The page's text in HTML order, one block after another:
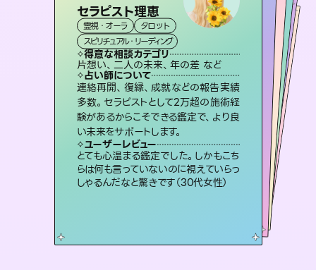
セラピスト理恵
霊視・オーラ
タロット
スピリチュアル・リーディング
得意な相談カテゴリ
片想い、二人の未来、年の差 など
占い師について
連絡再開、復縁、成就などの報告実績
多数。セラピストとして2万超の施術経
験があるからこそできる鑑定で、より良
い未来をサポートします。
ユーザーレビュー
とても心温まる鑑定でした。しかもこち
らは何も言っていないのに視えていらっ
しゃるんだなと驚きです（30代女性）
未来視師＊花
霊視・オーラ 心理学
スピリチュアル・リーディング
得意な相談カテゴリ
出逢い、片想い、復縁 など
占い師について
未来には何パターンもの選択肢があり
ます。不安で視えにくくなっているあな
たの素敵な未来を見つけ、その未来を
選択できるようアドバイスします。
ユーザーレビュー
職場の人の性質や人間関係、本心など
本当によく視えていてびっくり。対策が
打てて前向きになれます（40代）
桃源珠羽（とうげんみう）
霊視・オーラ
スピリチュアル・リーディング
得意な相談カテゴリ
片想い、あの人の気持ち、復縁 など
占い師について
恋愛のお悩みの中でも特に「曖昧な関
係」の相談を得意としており、友達以上
恋人未満なお相手との今後や本音を丁
寧に読み解き恋愛成就へと導きます。
ユーザーレビュー
鑑定していただいてアドバイス通りに行
動すると仲が復活してきました。ありが
とうございました（40代 女性）
彗望（すいぼう
霊視・オーラ
スピリチュアル・リーディング
得意な相談カテゴリ
片想い、あの人の気持ち、復縁 など
占い師について
3,700年以上の歴史を持つ東洋最古の占術「易占」で詳細まで占い、幸せへ向かう道筋を示します。厳しい結果にも具体的な対策をお伝えします。
ユーザーレビュー
複雑な背景もしっかり聞いて鑑定して
いただけました。気持ちが楽になりまし
た（50代 女性）
アイリス -iris-
西洋占星術
ルーン
得意な相談カテゴリ
恋愛総合、片想い、二人の未来 など
占い師について
復縁、恋愛、不倫の行方、同性愛や片
思い、仕事関係や借金問題まで知りた
いことや心の負担になっていることを
紐解き、背中をそっと押して導きます。
ユーザーレビュー
安心感のあり、言い切ってくれる所や濁
さない鑑定のおかげで、毎回自分の気
持ちを整えられます（30代 男性）
おう 霊感オラクル
霊視・オーラ
オラクルカード
得意な相談カテゴリ
恋愛総合、あの人の気持ち など
占い師について
霊視×オラクルカードを使って「今」と
「未来」そして「気になるあの人の気持
ち」まで丁寧に読み解き、恋や人生のヒ
ントを優しく引き出します。
ユーザーレビュー
不安な気持ちが嘘みたいに晴れまし
た…！よく視えていらっしゃるんだなと
感じました（40代 女性）